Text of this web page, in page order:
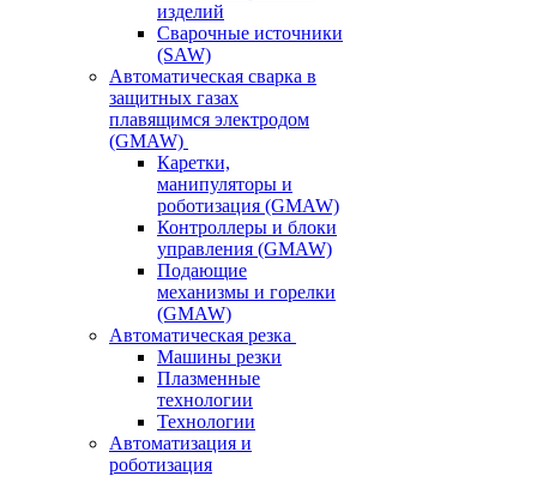
изделий
Сварочные источники
(SAW)
Автоматическая сварка в
защитных газах
плавящимся электродом
(GMAW)
Каретки,
манипуляторы и
роботизация (GMAW)
Контроллеры и блоки
управления (GMAW)
Подающие
механизмы и горелки
(GMAW)
Автоматическая резка
Машины резки
Плазменные
технологии
Технологии
Автоматизация и
роботизация